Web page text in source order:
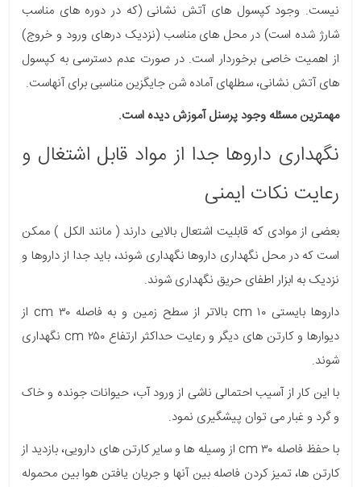
نیست. وجود کپسول های آتش نشانی (که در دوره های مناسب
شارژ شده است) در محل­ های مناسب (نزدیک درهای ورود و خروج)
از اهمیت خاصی برخوردار است. در صورت عدم دسترسی به کپسول
های آتش نشانی، سطل­های آماده شن جایگزین مناسبی برای آنهاست.
مهمترین مسئله وجود پرسنل آموزش دیده است.
نگهداری داروها جدا از مواد قابل اشتغال و
رعایت نکات ایمنی
بعضی از موادی که قابلیت اشتعال بالایی دارند ( مانند الکل ) ممکن
است که در محل نگهداری داروها نگهداری شوند، باید جدا از داروها و
نزدیک به ابزار اطفای حریق نگهداری شوند.
داروها بایستی cm ۱۰ بالاتر از سطح زمین و به فاصله cm ۳۰ از
دیوارها و کارتن های دیگر و رعایت حداکثر ارتفاع cm ۲۵۰ نگهداری
شوند.
با این کار از آسیب احتمالی ناشی از ورود آب، حیوانات جونده و خاک
و گرد و غبار می توان پیشگیری نمود.
با حفظ فاصله cm ۳۰ از وسیله ها و سایر کارتن های دارویی، بازدید از
کارتن ها، تمیز کردن فاصله بین آنها و جریان یافتن هوا بین محموله